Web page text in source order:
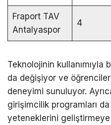
Fraport TAV
Antalyaspor
4
Teknolojinin kullanımıyla
da değişiyor ve
deneyimi sunuluyor.
girişimcilik programları
yeteneklerini